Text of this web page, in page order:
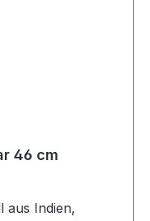
46 cm
aus Indien,